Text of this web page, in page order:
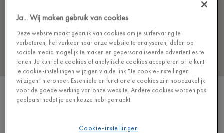
VAN PETEGHEM HOUT&INTERIEUR NV
LOZEN BOER 33-35
BELGIË
Ja... Wij maken gebruik van cookies
Deze website maakt gebruik van cookies om je surfervaring te
verbeteren, het verkeer naar onze website te analyseren, delen op
sociale media mogelijk te maken en gepersonaliseerde advertenties te
tonen. Je kunt alle cookies of analytische cookies accepteren of je kunt
je cookie-instellingen wijzigen via de link "Je cookie-instellingen
wijzigen" hieronder. Essentiële en functionele cookies zijn noodzakelijk
voor de goede werking van onze website. Andere cookies worden pas
geplaatst nadat je een keuze hebt gemaakt.
Cookie-instellingen